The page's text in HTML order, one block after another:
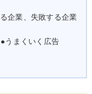
企業、失敗する企業
うまくいく広告